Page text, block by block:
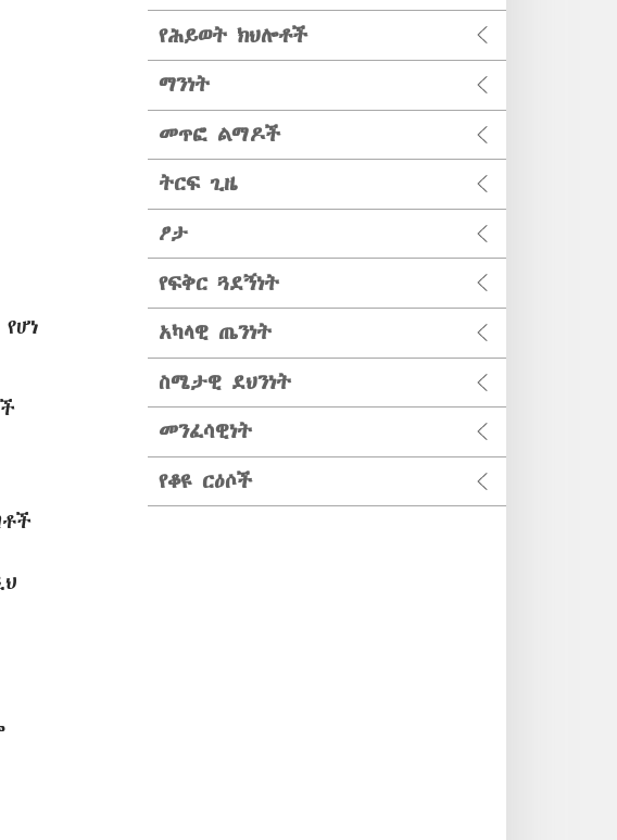
የሕይወት ክህሎቶች
ማንነት
መጥፎ ልማዶች
ትርፍ ጊዜ
ፆታ
የፍቅር ጓደኝነት
አካላዊ ጤንነት
ስሜታዊ ደህንነት
መንፈሳዊነት
የቆዩ ርዕሶች